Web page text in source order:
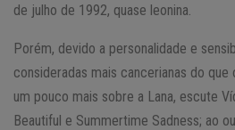
de julho de 1992, quase leonina.
Porém, devido a personalidade e
consideradas mais cancerianas do
um pouco mais sobre a Lana, escute
Beautiful e Summertime Sadness; ao